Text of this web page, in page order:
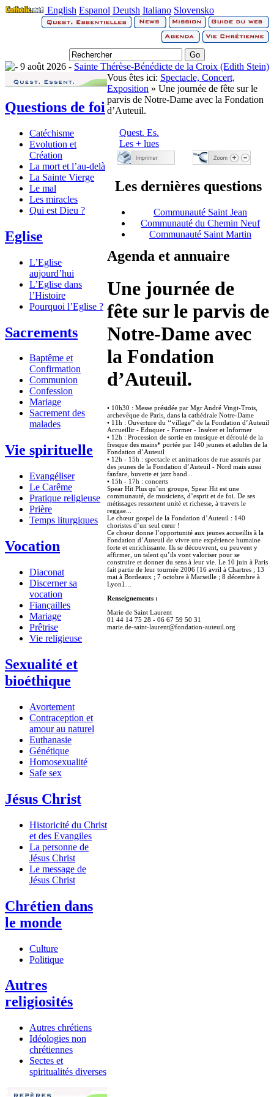
English Espanol Deutsh Italiano Slovensko
9 août 2026 - Sainte Thérèse-Bénédicte de la Croix (Edith Stein)
Questions de foi
Catéchisme
Evolution et
Création
La mort et l’au-delà
La Sainte Vierge
Le mal
Les miracles
Qui est Dieu ?
Eglise
L’Eglise
aujourd’hui
L’Eglise dans
l’Histoire
Pourquoi l’Eglise ?
Sacrements
Baptême et
Confirmation
Communion
Confession
Mariage
Sacrement des
malades
Vie spirituelle
Evangéliser
Le Carême
Pratique religieuse
Prière
Temps liturgiques
Vocation
Diaconat
Discerner sa
vocation
Fiançailles
Mariage
Prêtrise
Vie religieuse
Sexualité et
bioéthique
Avortement
Contraception et
amour au naturel
Euthanasie
Génétique
Homosexualité
Safe sex
Jésus Christ
Historicité du Christ
et des Evangiles
La personne de
Jésus Christ
Le message de
Jésus Christ
Chrétien dans
le monde
Culture
Politique
Autres
religiosités
Autres chrétiens
Idéologies non
chrétiennes
Sectes et
spiritualités diverses
Vous êtes ici: Spectacle, Concert,
Exposition » Une journée de fête sur le
parvis de Notre-Dame avec la Fondation
d’Auteuil.
Quest. Es.
Les + lues
Les dernières questions
Communauté Saint Jean
Communauté du Chemin Neuf
Communauté Saint Martin
Agenda et annuaire
Une journée de
fête sur le parvis de
Notre-Dame avec
la Fondation
d’Auteuil.
• 10h30 : Messe présidée par Mgr André Vingt-Trois,
archevêque de Paris, dans la cathédrale Notre-Dame
• 11h : Ouverture du ‘‘village’’ de la Fondation d’Auteuil
Accueillir - Eduquer - Former - Insérer et Informer
• 12h : Procession de sortie en musique et déroulé de la
fresque des mains* portée par 140 jeunes et adultes de la
Fondation d’Auteuil
• 12h - 15h : spectacle et animations de rue assurés par
des jeunes de la Fondation d’Auteuil - Nord mais aussi
fanfare, buvette et jazz band...
• 15h - 17h : concerts
Spear Hit Plus qu’un groupe, Spear Hit est une
communauté, de musiciens, d’esprit et de foi. De ses
métissages ressortent unité et richesse, à travers le
reggae...
Le chœur gospel de la Fondation d’Auteuil : 140
choristes d’un seul cœur !
Ce chœur donne l’opportunité aux jeunes accueillis à la
Fondation d’Auteuil de vivre une expérience humaine
forte et enrichissante. Ils se découvrent, ou peuvent y
affirmer, un talent qu’ils vont valoriser pour se
construire et donner du sens à leur vie. Le 10 juin à Paris
fait partie de leur tournée 2006 [16 avril à Chartres ; 13
mai à Bordeaux ; 7 octobre à Marseille ; 8 décembre à
Lyon]....
Renseignements :
Marie de Saint Laurent
01 44 14 75 28 - 06 67 59 50 31
marie.de-saint-laurent@fondation-auteuil.org